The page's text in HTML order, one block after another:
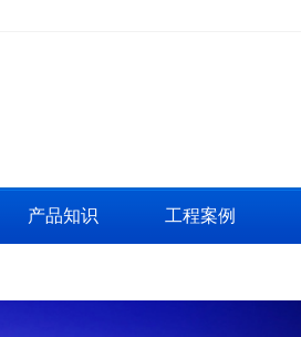
产品知识 工程案例